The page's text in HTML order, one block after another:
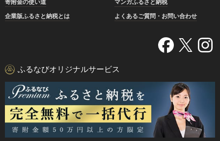
寄附金の使い道
マンガふるさと納税
企業版ふるさと納税とは
よくあるご質問・お問い合わせ
ふるなびオリジナルサービス